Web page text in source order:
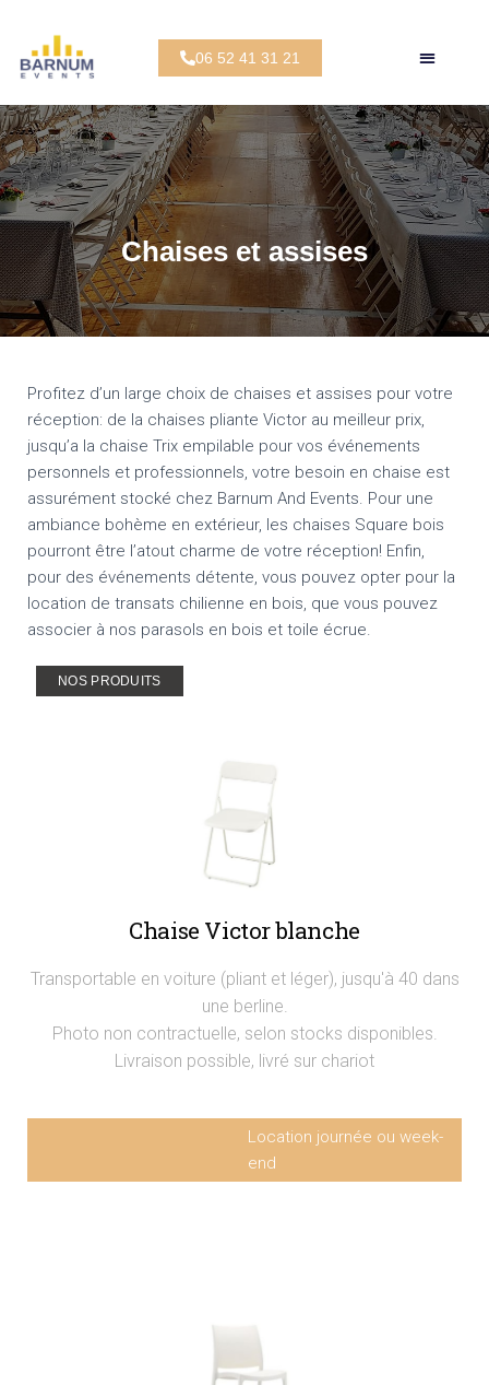
06 52 41 31 21
Chaises et assises
Profitez d’un large choix de chaises et assises pour votre
réception: de la chaises pliante Victor au meilleur prix,
jusqu’a la chaise Trix empilable pour vos événements
personnels et professionnels, votre besoin en chaise est
assurément stocké chez Barnum And Events. Pour une
ambiance bohème en extérieur, les chaises Square bois
pourront être l’atout charme de votre réception! Enfin,
pour des événements détente, vous pouvez opter pour la
location de transats chilienne en bois, que vous pouvez
associer à nos parasols en bois et toile écrue.
NOS PRODUITS
Chaise Victor blanche
Transportable en voiture (pliant et léger), jusqu'à 40 dans
une berline.
Photo non contractuelle, selon stocks disponibles.
Livraison possible, livré sur chariot
Location journée ou week-
end